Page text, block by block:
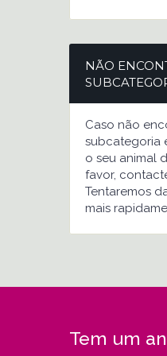
NÃO
Caso não
subcategoria
o seu animal
favor,
Tentaremos
mais
Tem um